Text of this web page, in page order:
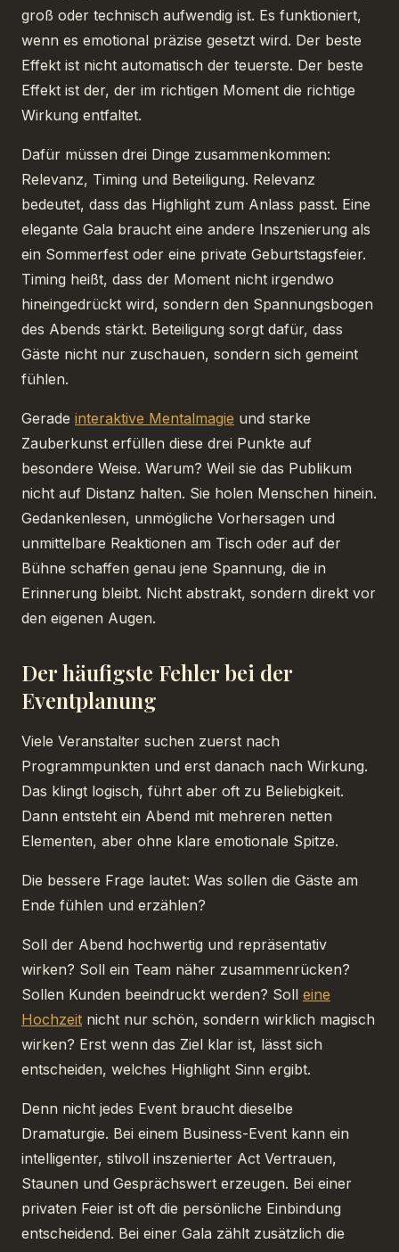
groß oder technisch aufwendig ist. Es funktioniert,
wenn es emotional präzise gesetzt wird. Der beste
Effekt ist nicht automatisch der teuerste. Der beste
Effekt ist der, der im richtigen Moment die richtige
Wirkung entfaltet.
Dafür müssen drei Dinge zusammenkommen:
Relevanz, Timing und Beteiligung. Relevanz
bedeutet, dass das Highlight zum Anlass passt. Eine
elegante Gala braucht eine andere Inszenierung als
ein Sommerfest oder eine private Geburtstagsfeier.
Timing heißt, dass der Moment nicht irgendwo
hineingedrückt wird, sondern den Spannungsbogen
des Abends stärkt. Beteiligung sorgt dafür, dass
Gäste nicht nur zuschauen, sondern sich gemeint
fühlen.
Gerade interaktive Mentalmagie und starke
Zauberkunst erfüllen diese drei Punkte auf
besondere Weise. Warum? Weil sie das Publikum
nicht auf Distanz halten. Sie holen Menschen hinein.
Gedankenlesen, unmögliche Vorhersagen und
unmittelbare Reaktionen am Tisch oder auf der
Bühne schaffen genau jene Spannung, die in
Erinnerung bleibt. Nicht abstrakt, sondern direkt vor
den eigenen Augen.
Der häufigste Fehler bei der
Eventplanung
Viele Veranstalter suchen zuerst nach
Programmpunkten und erst danach nach Wirkung.
Das klingt logisch, führt aber oft zu Beliebigkeit.
Dann entsteht ein Abend mit mehreren netten
Elementen, aber ohne klare emotionale Spitze.
Die bessere Frage lautet: Was sollen die Gäste am
Ende fühlen und erzählen?
Soll der Abend hochwertig und repräsentativ
wirken? Soll ein Team näher zusammenrücken?
Sollen Kunden beeindruckt werden? Soll eine
Hochzeit nicht nur schön, sondern wirklich magisch
wirken? Erst wenn das Ziel klar ist, lässt sich
entscheiden, welches Highlight Sinn ergibt.
Denn nicht jedes Event braucht dieselbe
Dramaturgie. Bei einem Business-Event kann ein
intelligenter, stilvoll inszenierter Act Vertrauen,
Staunen und Gesprächswert erzeugen. Bei einer
privaten Feier ist oft die persönliche Einbindung
entscheidend. Bei einer Gala zählt zusätzlich die